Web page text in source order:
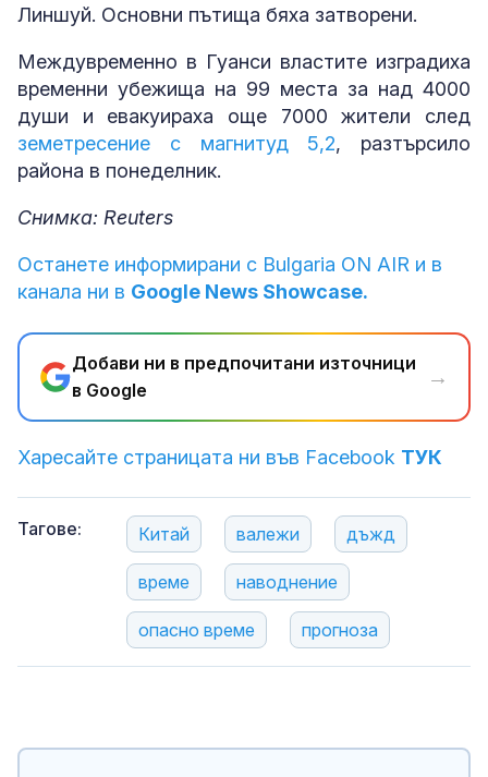
Линшуй. Основни пътища бяха затворени.
Междувременно в Гуанси властите изградиха
временни убежища на 99 места за над 4000
души и евакуираха още 7000 жители след
земетресение с магнитуд 5,2, разтърсило
района в понеделник.
Снимка: Reuters
Останете информирани с Bulgaria ON AIR и в
канала ни в Google News Showcase.
Добави ни в предпочитани източници
в Google
→
Харесайте страницата ни във Facebook ТУК
Тагове: Китай валежи дъжд
време наводнение
опасно време прогноза